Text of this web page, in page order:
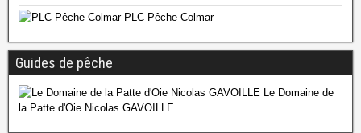
PLC Pêche Colmar
Guides de pêche
Le Domaine de
la Patte d'Oie Nicolas GAVOILLE